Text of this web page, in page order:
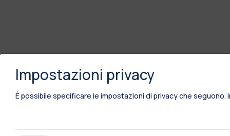
Impostazioni privacy
È possibile specificare le impostazioni di privacy che seguono.